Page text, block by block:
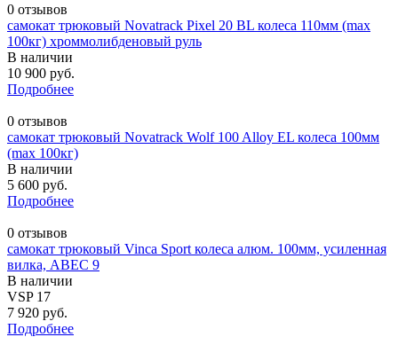
0 отзывов
самокат трюковый Novatrack Pixel 20 BL колеса 110мм (max
100кг) хроммолибденовый руль
В наличии
10 900 руб.
Подробнее
0 отзывов
самокат трюковый Novatrack Wolf 100 Alloy EL колеса 100мм
(max 100кг)
В наличии
5 600 руб.
Подробнее
0 отзывов
самокат трюковый Vinca Sport колеса алюм. 100мм, усиленная
вилка, ABEC 9
В наличии
VSP 17
7 920 руб.
Подробнее